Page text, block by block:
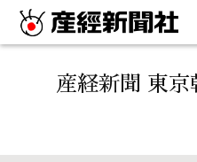
産経新聞 東